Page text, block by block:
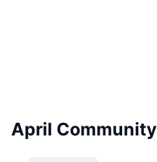
April Community